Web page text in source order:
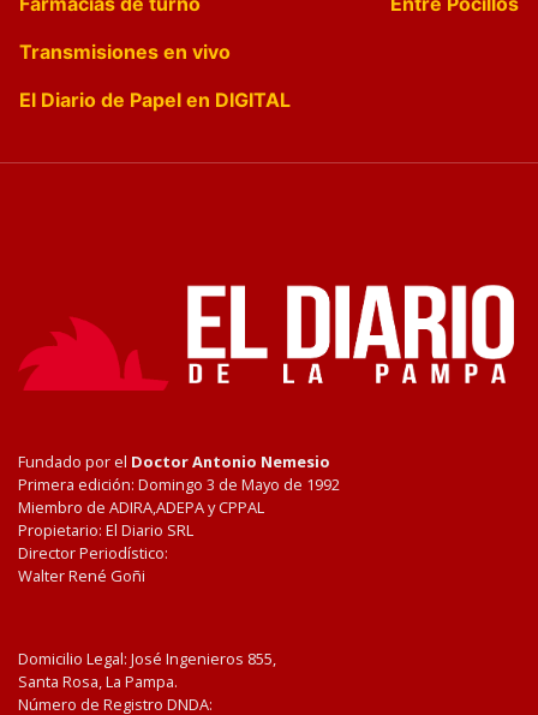
Transmisiones en vivo
El Diario de Papel en DIGITAL
Fundado por el Doctor Antonio Nemesio
Primera edición: Domingo 3 de Mayo de 1992
Miembro de ADIRA,ADEPA y CPPAL
Propietario: El Diario SRL
Director Periodístico:
Walter René Goñi
Domicilio Legal: José Ingenieros 855,
Santa Rosa, La Pampa.
Número de Registro DNDA: